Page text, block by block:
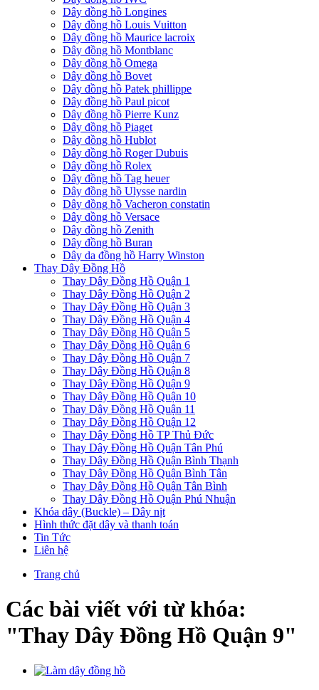
Dây đồng hồ Longines
Dây đồng hồ Louis Vuitton
Dây đồng hồ Maurice lacroix
Dây đồng hồ Montblanc
Dây đồng hồ Omega
Dây đồng hồ Bovet
Dây đồng hồ Patek phillippe
Dây đồng hồ Paul picot
Dây đồng hồ Pierre Kunz
Dây đồng hồ Piaget
Dây đồng hồ Hublot
Dây đồng hồ Roger Dubuis
Dây đồng hồ Rolex
Dây đồng hồ Tag heuer
Dây đồng hồ Ulysse nardin
Dây đồng hồ Vacheron constatin
Dây đồng hồ Versace
Dây đồng hồ Zenith
Dây đồng hồ Buran
Dây da đồng hồ Harry Winston
Thay Dây Đồng Hồ
Thay Dây Đồng Hồ Quận 1
Thay Dây Đồng Hồ Quận 2
Thay Dây Đồng Hồ Quận 3
Thay Dây Đồng Hồ Quận 4
Thay Dây Đồng Hồ Quận 5
Thay Dây Đồng Hồ Quận 6
Thay Dây Đồng Hồ Quận 7
Thay Dây Đồng Hồ Quận 8
Thay Dây Đồng Hồ Quận 9
Thay Dây Đồng Hồ Quận 10
Thay Dây Đồng Hồ Quận 11
Thay Dây Đồng Hồ Quận 12
Thay Dây Đồng Hồ TP Thủ Đức
Thay Dây Đồng Hồ Quận Tân Phú
Thay Dây Đồng Hồ Quận Bình Thạnh
Thay Dây Đồng Hồ Quận Bình Tân
Thay Dây Đồng Hồ Quận Tân Bình
Thay Dây Đồng Hồ Quận Phú Nhuận
Khóa dây (Buckle) – Dây nịt
Hình thức đặt dây và thanh toán
Tin Tức
Liên hệ
Trang chủ
Các bài viết với từ khóa:
"Thay Dây Đồng Hồ Quận 9"